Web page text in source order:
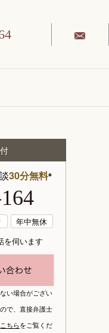
30分無料※
年中無休
を伺います
い場合がござい
で、 直接弁護士
こちらをご覧くだ